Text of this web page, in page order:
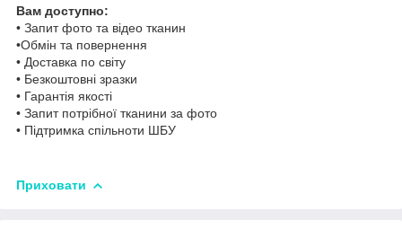
Вам доступно:
• Запит фото та відео тканин
•Обмін та повернення
• Доставка по світу
• Безкоштовні зразки
• Гарантія якості
• Запит потрібної тканини за фото
• Підтримка спільноти ШБУ
Приховати